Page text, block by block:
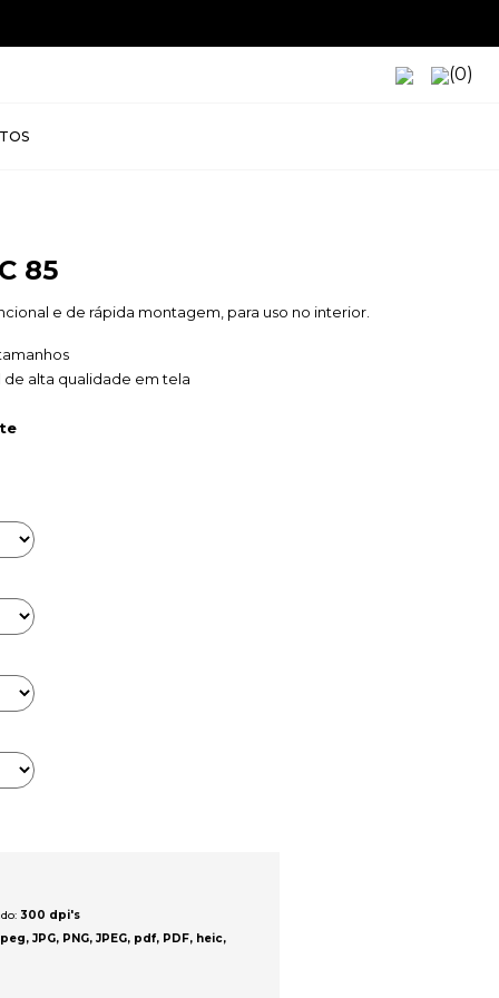
(0)
85
e de rápida montagem, para uso no interior.
de alta qualidade em tela
300 dpi's
JPG, PNG, JPEG, pdf, PDF, heic,